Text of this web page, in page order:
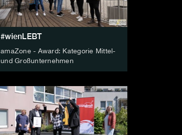
#wienLEBT
amaZone - Award: Kategorie Mittel-
und Großunternehmen